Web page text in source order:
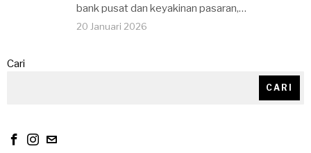
bank pusat dan keyakinan pasaran,…
20 Januari 2026
Cari
CARI